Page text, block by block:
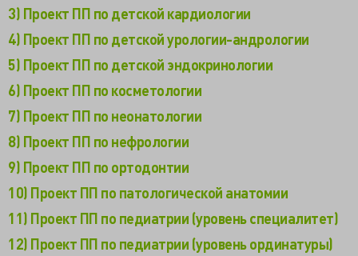
3) Проект ПП по детской кардиологии
4) Проект ПП по детской урологии-андрологии
5) Проект ПП по детской эндокринологии
6) Проект ПП по косметологии
7) Проект ПП по неонатологии
8) Проект ПП по нефрологии
9) Проект ПП по ортодонтии
10) Проект ПП по патологической анатомии
11) Проект ПП по педиатрии (уровень специалитет)
12) Проект ПП по педиатрии (уровень ординатуры)